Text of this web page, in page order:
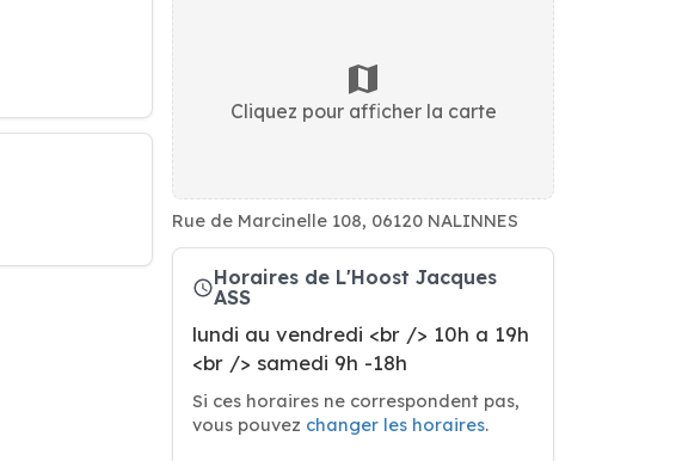
Cliquez pour afficher la carte
Rue de Marcinelle 108, 06120 NALINNES
Horaires de L'Hoost Jacques
ASS
lundi au vendredi <br /> 10h a 19h
<br /> samedi 9h -18h
Si ces horaires ne correspondent pas,
vous pouvez changer les horaires.